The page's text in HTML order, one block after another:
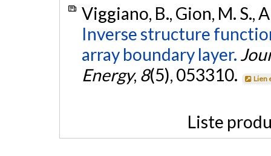
Viggiano, B., Gion, M. S.,
Inverse structure
array boundary layer.
Energy, 8(5), 053310. Lien
Liste